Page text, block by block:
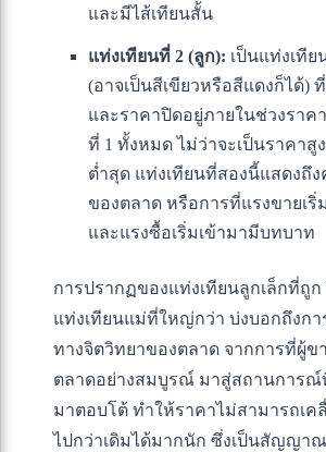
และมีไส้เทียนสั้น
แท่งเทียนที่ 2 (ลูก): เป็นแท่งเทีย
(อาจเป็นสีเขียวหรือสีแดงก็ได้)
และราคาปิดอยู่ภายในช่วงราค
ที่ 1 ทั้งหมด ไม่ว่าจะเป็นราคาสู
ต่ำสุด แท่งเทียนที่สองนี้แสดงถึ
ของตลาด หรือการที่แรงขายเริ่
และแรงซื้อเริ่มเข้ามามีบทบาท
การปรากฏของแท่งเทียนลูกเล็กที่ถูก
แท่งเทียนแม่ที่ใหญ่กว่า บ่งบอกถึงกา
ทางจิตวิทยาของตลาด จากการที่ผู้ข
ตลาดอย่างสมบูรณ์ มาสู่สถานการณ์
มาตอบโต้ ทำให้ราคาไม่สามารถเค
ไปกว่าเดิมได้มากนัก ซึ่งเป็นสัญญา